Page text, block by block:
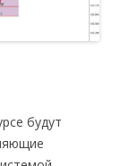
будут